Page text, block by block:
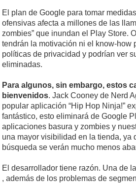
El plan de Google para tomar
ofensivas afecta a millones de las
zombies” que inundan el Play Store.
tendrán la motivación ni el know-how
políticas de privacidad y podrían ver
eliminadas.
Para algunos, sin embargo, estos
bienvenidos. Jack Cooney de Nerd
popular aplicación “Hip Hop Ninja!”
fantástico, esto eliminará de Google
aplicaciones basura y zombies y
una mayor visibilidad en la tienda, ya
búsqueda se verán mucho menos
El desarrollador tiene razón. Una de
, además de los problemas de